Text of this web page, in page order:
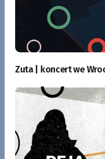
Zuta | koncert we